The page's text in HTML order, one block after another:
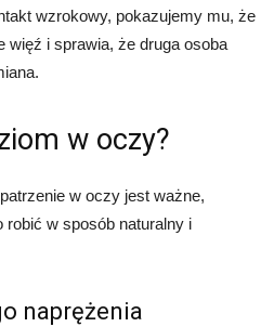
wzrokowy, pokazujemy mu, że
więź i sprawia, że druga osoba
w oczy?
w oczy jest ważne,
w sposób naturalny i
naprężenia